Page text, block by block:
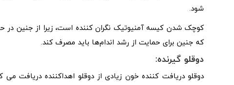
شود.
کوچک شدن کیسه آمنیوتیک نگران کننده است، زیرا از جنین
که جنین برای حمایت از رشد اندام‌ها باید مصرف کند.
دوقلو گیرنده:
دوقلو دریافت کننده خون زیادی از دوقلو اهداکننده دریافت